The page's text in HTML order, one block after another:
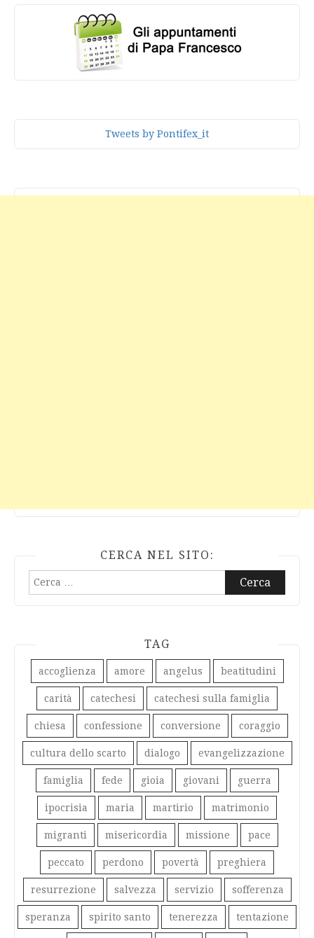
Tweets by Pontifex_it
CERCA NEL SITO:
Ricerca
TAG
accoglienza amore angelus beatitudini
carità catechesi catechesi sulla famiglia
chiesa confessione conversione coraggio
cultura dello scarto dialogo evangelizzazione
famiglia fede gioia giovani guerra
ipocrisia maria martirio matrimonio
migranti misericordia missione pace
peccato perdono povertà preghiera
resurrezione salvezza servizio sofferenza
speranza spirito santo tenerezza tentazione